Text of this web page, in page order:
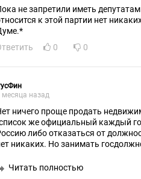
не запретили иметь
к этой партии нет
0 0
месяца назад
ничего проще продать
же официальный каждый
либо отказаться от
никаких. Но занимать
Читать полностью